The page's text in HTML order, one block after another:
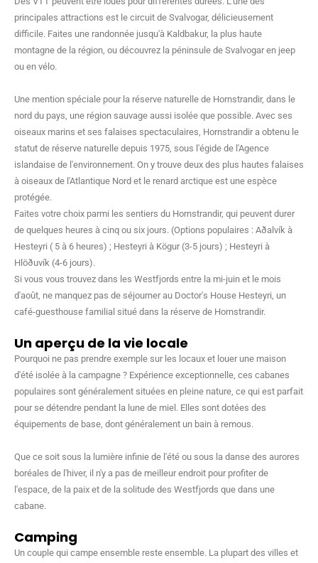
principales attractions est le circuit de Svalvogar, délicieusement
difficile. Faites une randonnée jusqu'à Kaldbakur, la plus haute
montagne de la région, ou découvrez la péninsule de Svalvogar en jeep
ou en vélo.
Une mention spéciale pour la réserve naturelle de Hornstrandir, dans le
nord du pays, une région sauvage aussi isolée que possible. Avec ses
oiseaux marins et ses falaises spectaculaires, Hornstrandir a obtenu le
statut de réserve naturelle depuis 1975, sous l'égide de l'Agence
islandaise de l'environnement. On y trouve deux des plus hautes falaises
à oiseaux de l'Atlantique Nord et le renard arctique est une espèce
protégée.
Faites votre choix parmi les sentiers du Hornstrandir, qui peuvent durer
de quelques heures à cinq ou six jours. (Options populaires : Aðalvík à
Hesteyri ( 5 à 6 heures) ; Hesteyri à Kögur (3-5 jours) ; Hesteyri à
Hlöðuvík (4-6 jours).
Si vous vous trouvez dans les Westfjords entre la mi-juin et le mois
d'août, ne manquez pas de séjourner au Doctor's House Hesteyri, un
café-guesthouse familial situé dans la réserve de Hornstrandir.
Un aperçu de la vie locale
Pourquoi ne pas prendre exemple sur les locaux et louer une maison
d'été isolée à la campagne ? Expérience exceptionnelle, ces cabanes
populaires sont généralement situées en pleine nature, ce qui est parfait
pour se détendre pendant la lune de miel. Elles sont dotées des
équipements de base, dont généralement un bain à remous.
Que ce soit sous la lumière infinie de l'été ou sous la danse des aurores
boréales de l'hiver, il n'y a pas de meilleur endroit pour profiter de
l'espace, de la paix et de la solitude des Westfjords que dans une
cabane.
Camping
Un couple qui campe ensemble reste ensemble. La plupart des villes et